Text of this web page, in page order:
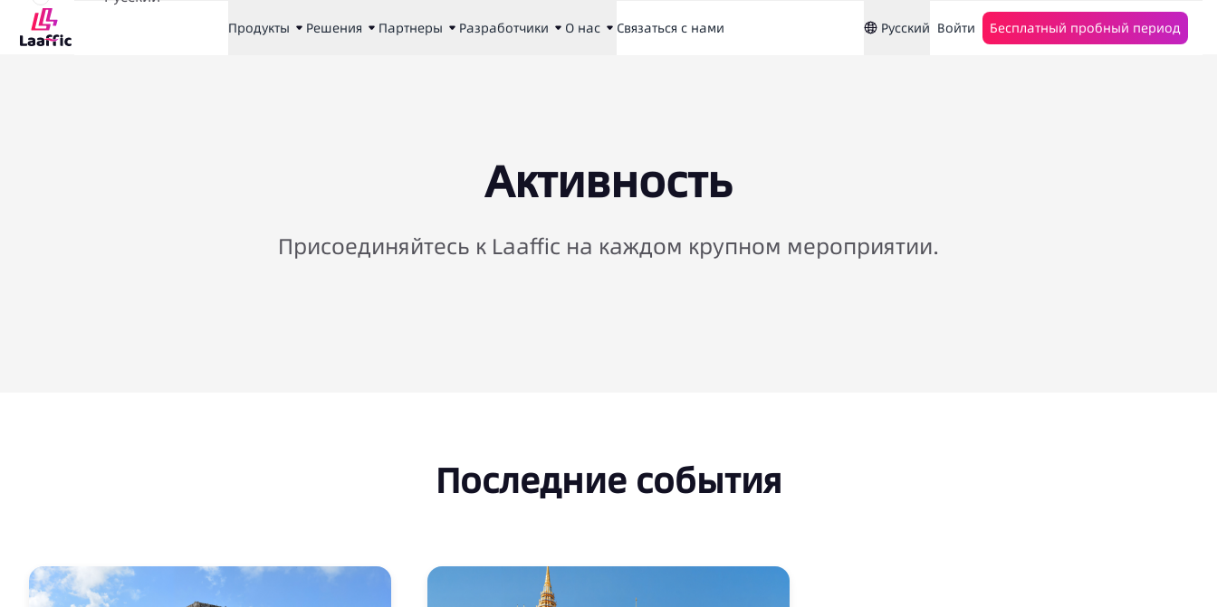
Продукты Решения Партнеры Разработчики О нас Связаться с нами Русский Войти Бесплатный пробный период
Активность
Присоединяйтесь к Laaffic на каждом крупном мероприятии.
Последние события